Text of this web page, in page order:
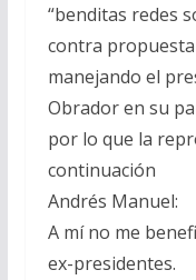
“benditas redes
contra
manejando el
Obrador en su
por lo que la
continuación
Andrés Manuel:
A mí no me
ex-presidentes.